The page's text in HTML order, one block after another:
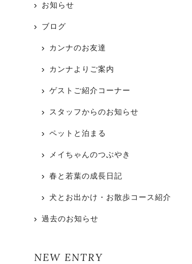
お知らせ
ブログ
カンナのお友達
カンナよりご案内
ゲストご紹介コーナー
スタッフからのお知らせ
ペットと泊まる
メイちゃんのつぶやき
春と若葉の成長日記
犬とお出かけ・お散歩コース紹介
過去のお知らせ
NEW ENTRY